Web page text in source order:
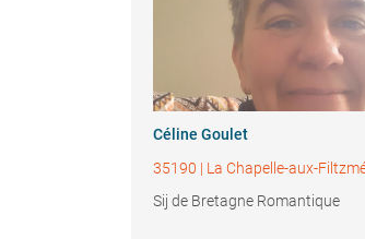
Céline Goulet
35190 | La Chapelle-aux-
Sij de Bretagne Romantique